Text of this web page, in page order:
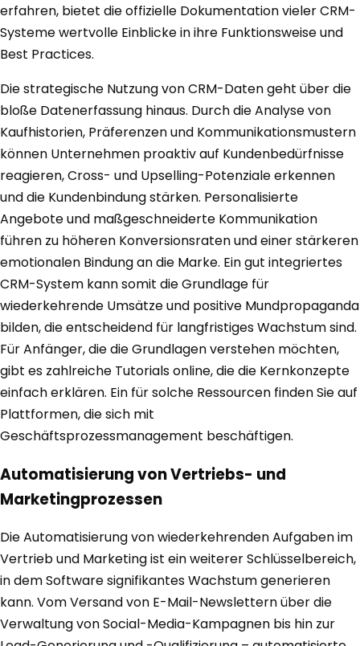
erfahren, bietet die offizielle Dokumentation vieler CRM-
Systeme wertvolle Einblicke in ihre Funktionsweise und
Best Practices.
Die strategische Nutzung von CRM-Daten geht über die
bloße Datenerfassung hinaus. Durch die Analyse von
Kaufhistorien, Präferenzen und Kommunikationsmustern
können Unternehmen proaktiv auf Kundenbedürfnisse
reagieren, Cross- und Upselling-Potenziale erkennen
und die Kundenbindung stärken. Personalisierte
Angebote und maßgeschneiderte Kommunikation
führen zu höheren Konversionsraten und einer stärkeren
emotionalen Bindung an die Marke. Ein gut integriertes
CRM-System kann somit die Grundlage für
wiederkehrende Umsätze und positive Mundpropaganda
bilden, die entscheidend für langfristiges Wachstum sind.
Für Anfänger, die die Grundlagen verstehen möchten,
gibt es zahlreiche Tutorials online, die die Kernkonzepte
einfach erklären. Ein für solche Ressourcen finden Sie auf
Plattformen, die sich mit
Geschäftsprozessmanagement beschäftigen.
Automatisierung von Vertriebs- und
Marketingprozessen
Die Automatisierung von wiederkehrenden Aufgaben im
Vertrieb und Marketing ist ein weiterer Schlüsselbereich,
in dem Software signifikantes Wachstum generieren
kann. Vom Versand von E-Mail-Newslettern über die
Verwaltung von Social-Media-Kampagnen bis hin zur